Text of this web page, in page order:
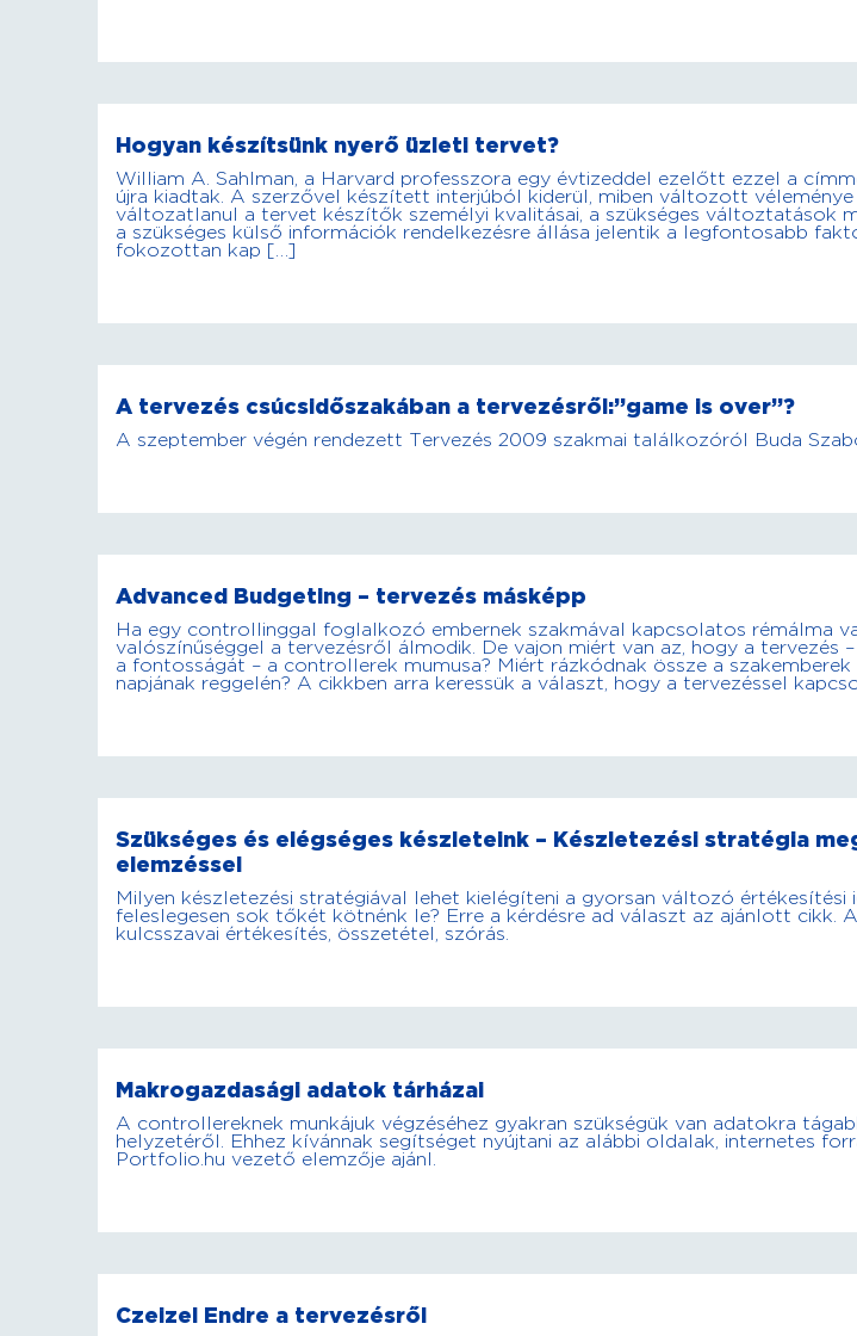
Hogyan készítsünk nyerő üzleti tervet?
William A. Sahlman, a Harvard professzora egy évtizeddel ezelőtt ezzel a
újra kiadtak. A szerzővel készített interjúból kiderül, miben változott
változatlanul a tervet készítők személyi kvalitásai, a szükséges változtatások
a szükséges külső információk rendelkezésre állása jelentik a legfontosabb
fokozottan kap […]
A tervezés csúcsidőszakában a tervezésről:”game is over”?
A szeptember végén rendezett Tervezés 2009 szakmai találkozóról Buda
Advanced Budgeting – tervezés másképp
Ha egy controllinggal foglalkozó embernek szakmával kapcsolatos rémálma
valószínűséggel a tervezésről álmodik. De vajon miért van az, hogy a tervezés
a fontosságát – a controllerek mumusa? Miért rázkódnak össze a
napjának reggelén? A cikkben arra keressük a választ, hogy a tervezéssel
Szükséges és elégséges készleteink – Készletezési stratégia
elemzéssel
Milyen készletezési stratégiával lehet kielégíteni a gyorsan változó értékesítési
feleslegesen sok tőkét kötnénk le? Erre a kérdésre ad választ az ajánlott cikk.
kulcsszavai értékesítés, összetétel, szórás.
Makrogazdasági adatok tárházai
A controllereknek munkájuk végzéséhez gyakran szükségük van adatokra
helyzetéről. Ehhez kívánnak segítséget nyújtani az alábbi oldalak, internetes
Portfolio.hu vezető elemzője ajánl.
Czeizel Endre a tervezésről